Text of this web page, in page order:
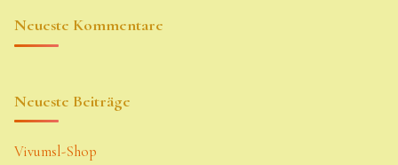
Neueste Kommentare
Neueste Beiträge
Vivumsl-Shop